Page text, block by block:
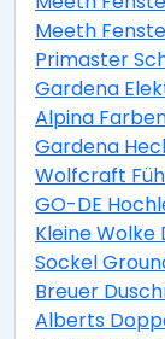
Meeth
Primaster
Gardena
Alpina
Gardena
Wolfcraft
GO-DE
Kleine
Sockel
Breuer
Alberts